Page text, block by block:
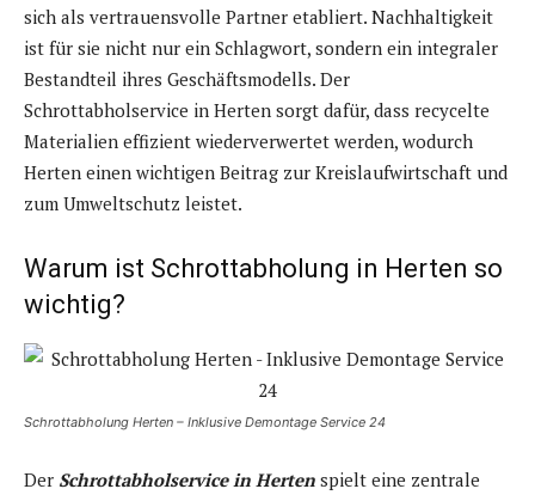
sich als vertrauensvolle Partner etabliert. Nachhaltigkeit
ist für sie nicht nur ein Schlagwort, sondern ein integraler
Bestandteil ihres Geschäftsmodells. Der
Schrottabholservice in Herten sorgt dafür, dass recycelte
Materialien effizient wiederverwertet werden, wodurch
Herten einen wichtigen Beitrag zur Kreislaufwirtschaft und
zum Umweltschutz leistet.
Warum ist Schrottabholung in Herten so
wichtig?
Schrottabholung Herten – Inklusive Demontage Service 24
Der Schrottabholservice in Herten spielt eine zentrale